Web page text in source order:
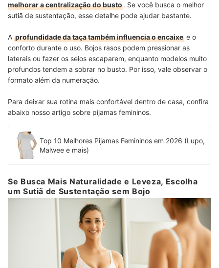
melhorar a centralização do busto. Se você busca o melhor
sutiã de sustentação, esse detalhe pode ajudar bastante.
A profundidade da taça também influencia o encaixe e o
conforto durante o uso. Bojos rasos podem pressionar as
laterais ou fazer os seios escaparem, enquanto modelos muito
profundos tendem a sobrar no busto. Por isso, vale observar o
formato além da numeração.
Para deixar sua rotina mais confortável dentro de casa, confira
abaixo nosso artigo sobre pijamas femininos.
Top 10 Melhores Pijamas Femininos em 2026 (Lupo,
Malwee e mais)
Se Busca Mais Naturalidade e Leveza, Escolha
um Sutiã de Sustentação sem Bojo